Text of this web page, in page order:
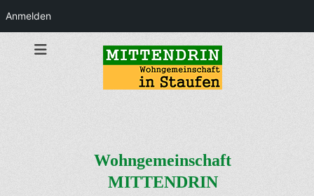
Anmelden
Wohngemeinschaft
MITTENDRIN